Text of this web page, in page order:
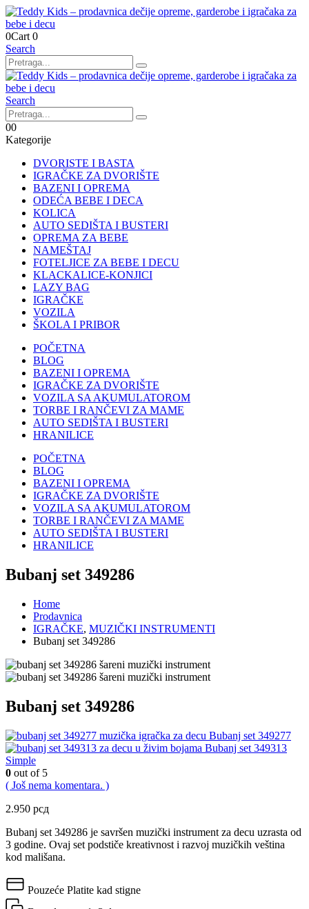
0Cart 0
Search
Search
00
Kategorije
DVORISTE I BASTA
IGRAČKE ZA DVORIŠTE
BAZENI I OPREMA
ODEĆA BEBE I DECA
KOLICA
AUTO SEDIŠTA I BUSTERI
OPREMA ZA BEBE
NAMEŠTAJ
FOTELJICE ZA BEBE I DECU
KLACKALICE-KONJICI
LAZY BAG
IGRAČKE
VOZILA
ŠKOLA I PRIBOR
POČETNA
BLOG
BAZENI I OPREMA
IGRAČKE ZA DVORIŠTE
VOZILA SA AKUMULATOROM
TORBE I RANČEVI ZA MAME
AUTO SEDIŠTA I BUSTERI
HRANILICE
POČETNA
BLOG
BAZENI I OPREMA
IGRAČKE ZA DVORIŠTE
VOZILA SA AKUMULATOROM
TORBE I RANČEVI ZA MAME
AUTO SEDIŠTA I BUSTERI
HRANILICE
Bubanj set 349286
Home
Prodavnica
IGRAČKE, MUZIČKI INSTRUMENTI
Bubanj set 349286
Bubanj set 349286
Bubanj set 349277
Bubanj set 349313
Simple
0 out of 5
( Još nema komentara. )
2.950 рсд
Bubanj set 349286 je savršen muzički instrument za decu uzrasta od
3 godine. Ovaj set podstiče kreativnost i razvoj muzičkih veština
kod mališana.
Pouzeće Platite kad stigne